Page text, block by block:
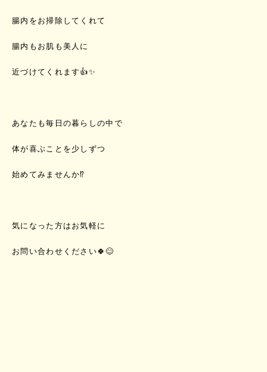
腸内をお掃除してくれて
腸内もお肌も美人に
近づけてくれます👍✨
あなたも毎日の暮らしの中で
体が喜ぶことを少しずつ
始めてみませんか⁉️
気になった方はお気軽に
お問い合わせください🍀😊